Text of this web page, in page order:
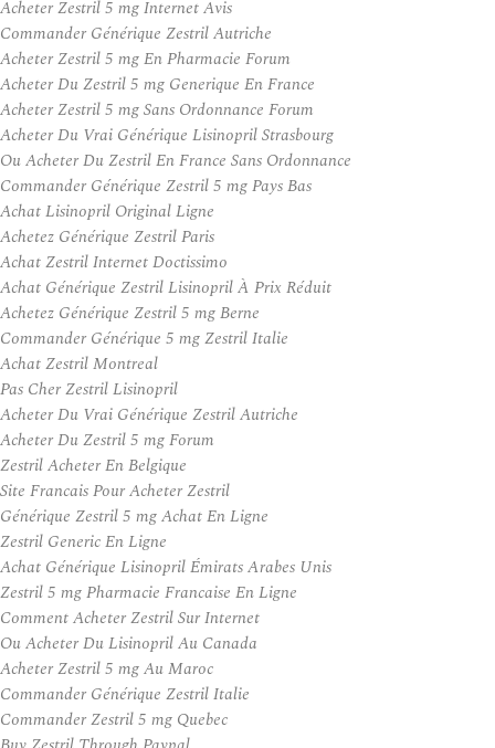
Acheter Zestril 5 mg Internet Avis
Commander Générique Zestril Autriche
Acheter Zestril 5 mg En Pharmacie Forum
Acheter Du Zestril 5 mg Generique En France
Acheter Zestril 5 mg Sans Ordonnance Forum
Acheter Du Vrai Générique Lisinopril Strasbourg
Ou Acheter Du Zestril En France Sans Ordonnance
Commander Générique Zestril 5 mg Pays Bas
Achat Lisinopril Original Ligne
Achetez Générique Zestril Paris
Achat Zestril Internet Doctissimo
Achat Générique Zestril Lisinopril À Prix Réduit
Achetez Générique Zestril 5 mg Berne
Commander Générique 5 mg Zestril Italie
Achat Zestril Montreal
Pas Cher Zestril Lisinopril
Acheter Du Vrai Générique Zestril Autriche
Acheter Du Zestril 5 mg Forum
Zestril Acheter En Belgique
Site Francais Pour Acheter Zestril
Générique Zestril 5 mg Achat En Ligne
Zestril Generic En Ligne
Achat Générique Lisinopril Émirats Arabes Unis
Zestril 5 mg Pharmacie Francaise En Ligne
Comment Acheter Zestril Sur Internet
Ou Acheter Du Lisinopril Au Canada
Acheter Zestril 5 mg Au Maroc
Commander Générique Zestril Italie
Commander Zestril 5 mg Quebec